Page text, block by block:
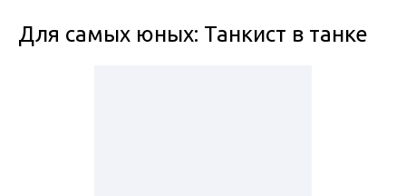
Для самых юных: Танкист в танке